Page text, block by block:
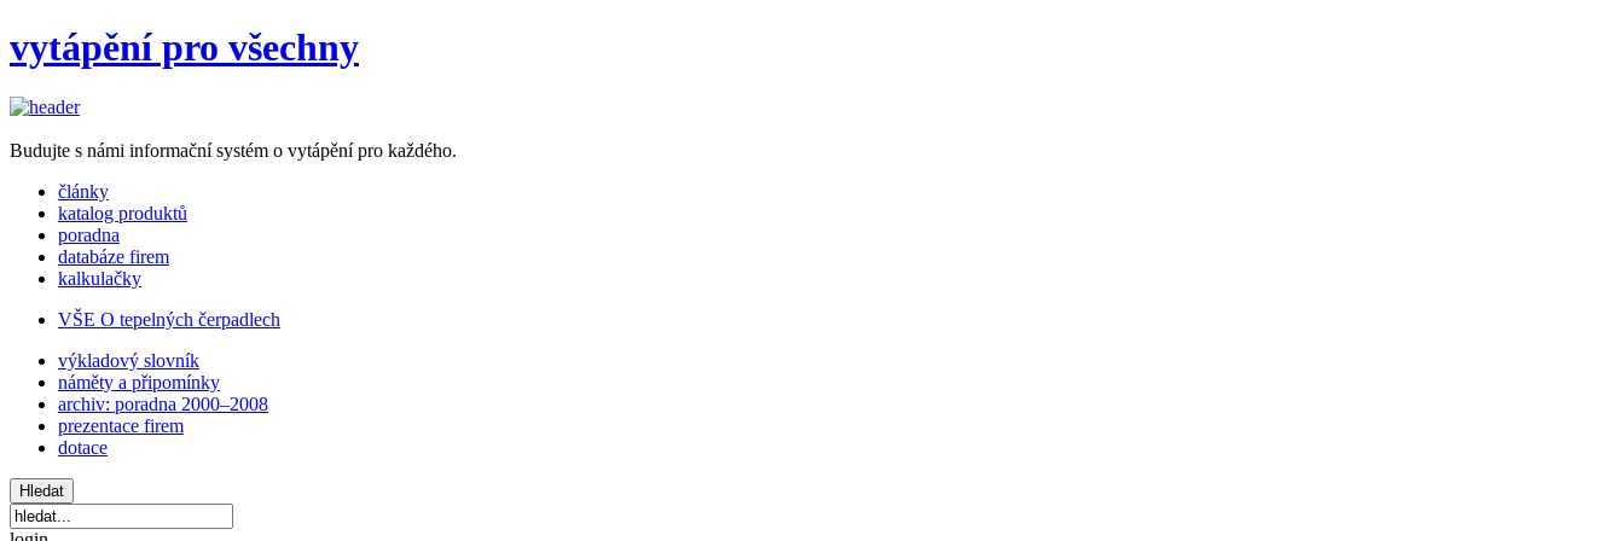
vytápění pro všechny
Budujte s námi informační systém o vytápění pro každého.
články
katalog produktů
poradna
databáze firem
kalkulačky
VŠE O tepelných čerpadlech
výkladový slovník
náměty a připomínky
archiv: poradna 2000–2008
prezentace firem
dotace